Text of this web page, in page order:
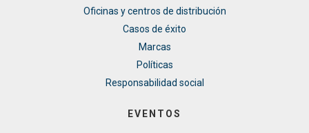
Oficinas y centros de distribución
Casos de éxito
Marcas
Políticas
Responsabilidad social
EVENTOS